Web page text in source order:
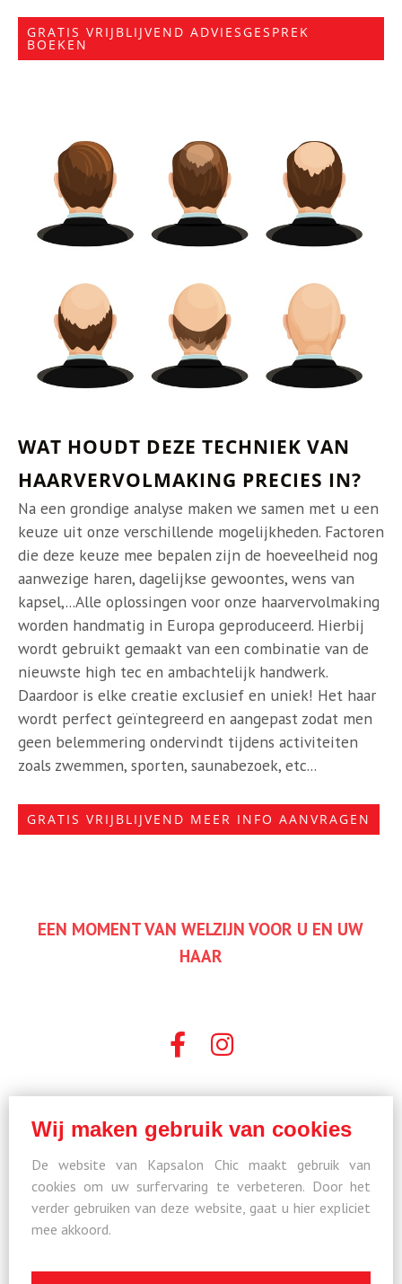
GRATIS VRIJBLIJVEND ADVIESGESPREK
BOEKEN
WAT HOUDT DEZE TECHNIEK VAN
HAARVERVOLMAKING PRECIES IN?
Na een grondige analyse maken we samen met u een
keuze uit onze verschillende mogelijkheden. Factoren
die deze keuze mee bepalen zijn de hoeveelheid nog
aanwezige haren, dagelijkse gewoontes, wens van
kapsel,...Alle oplossingen voor onze haarvervolmaking
worden handmatig in Europa geproduceerd. Hierbij
wordt gebruikt gemaakt van een combinatie van de
nieuwste high tec en ambachtelijk handwerk.
Daardoor is elke creatie exclusief en uniek! Het haar
wordt perfect geïntegreerd en aangepast zodat men
geen belemmering ondervindt tijdens activiteiten
zoals zwemmen, sporten, saunabezoek, etc...
GRATIS VRIJBLIJVEND MEER INFO AANVRAGEN
EEN MOMENT VAN WELZIJN VOOR U EN UW
HAAR
Wij maken gebruik van cookies
De website van Kapsalon Chic maakt gebruik van
cookies om uw surfervaring te verbeteren. Door het
verder gebruiken van deze website, gaat u hier expliciet
mee akkoord.